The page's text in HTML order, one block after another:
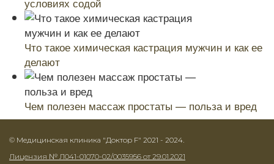
Что такое химическая кастрация мужчин и как ее
делают
Чем полезен массаж простаты — польза и вред
© Медицинская клиника "Доктор F" 2021 - 2024.
Лицензия № Л041-01070-02/0035956 от 29.01.2021